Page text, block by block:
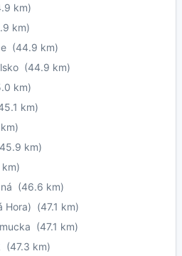
km)
km)
(44.9 km)
(44.9 km)
km)
km)
km)
(46.6 km)
Hora) (47.1 km)
(47.1 km)
(47.3 km)